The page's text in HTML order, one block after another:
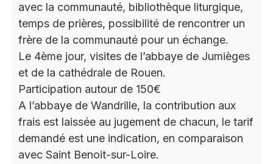
avec la communauté, bibliothèque liturgique,
temps de prières, possibilité de rencontrer un
frère de la communauté pour un échange.
Le 4ème jour, visites de l’abbaye de Jumièges
et de la cathédrale de Rouen.
Participation autour de 150€
A l’abbaye de Wandrille, la contribution aux
frais est laissée au jugement de chacun, le tarif
demandé est une indication, en comparaison
avec Saint Benoit-sur-Loire.